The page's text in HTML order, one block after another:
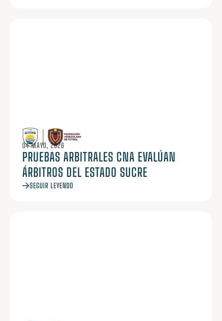
04 MAYO, 2026
PRUEBAS ARBITRALES CNA EVALÚAN
ÁRBITROS DEL ESTADO SUCRE
SEGUIR LEYENDO